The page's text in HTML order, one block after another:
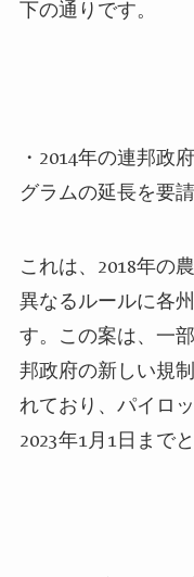
下の通りです。
・2014年の連邦政
グラムの延長を要請
これは、2018年の
異なるルールに各
す。この案は、一
邦政府の新しい規
れており、パイロ
2023年1月1日まで